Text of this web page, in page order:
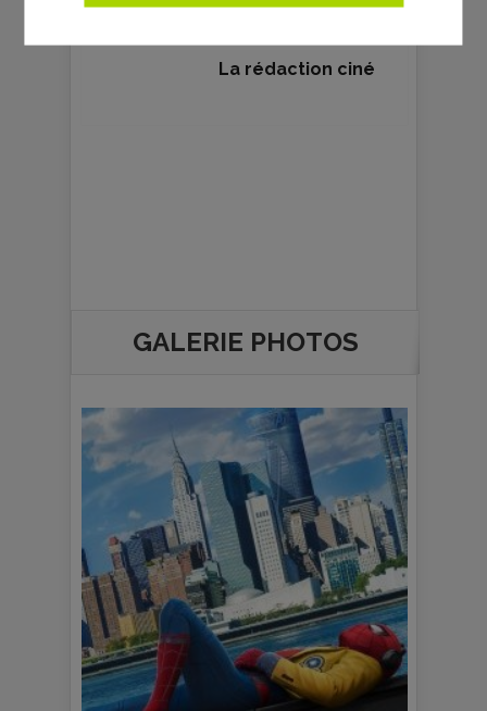
La rédaction ciné
GALERIE PHOTOS